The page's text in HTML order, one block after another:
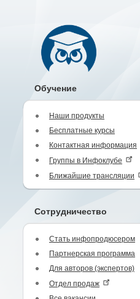
Обучение
Наши продукты
Бесплатные курсы
Контактная информация
Группы в Инфоклубе
Ближайшие трансляции
Сотрудничество
Стать инфопродюсером
Партнерская программа
Для авторов (экспертов)
Отдел продаж